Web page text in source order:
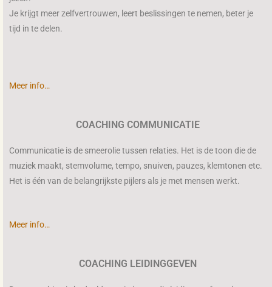
Je krijgt meer zelfvertrouwen, leert beslissingen te nemen, beter je
tijd in te delen.
Meer info…
COACHING COMMUNICATIE
Communicatie is de smeerolie tussen relaties. Het is de toon die de
muziek maakt, stemvolume, tempo, snuiven, pauzes, klemtonen etc.
Het is één van de belangrijkste pijlers als je met mensen werkt.
Meer info…
COACHING LEIDINGGEVEN